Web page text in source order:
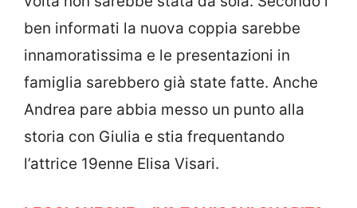
ben informati la nuova coppia sarebbe
innamoratissima e le presentazioni in
famiglia sarebbero già state fatte. Anche
Andrea pare abbia messo un punto alla
storia con Giulia e stia frequentando
l’attrice 19enne Elisa Visari.